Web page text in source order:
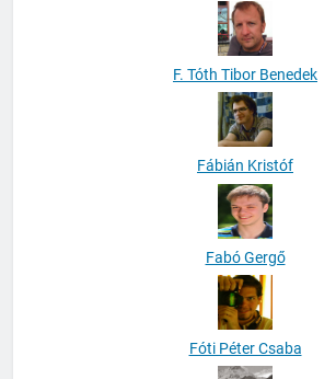
F. Tóth Tibor Benedek
Fábián Kristóf
Fabó Gergő
Fóti Péter Csaba